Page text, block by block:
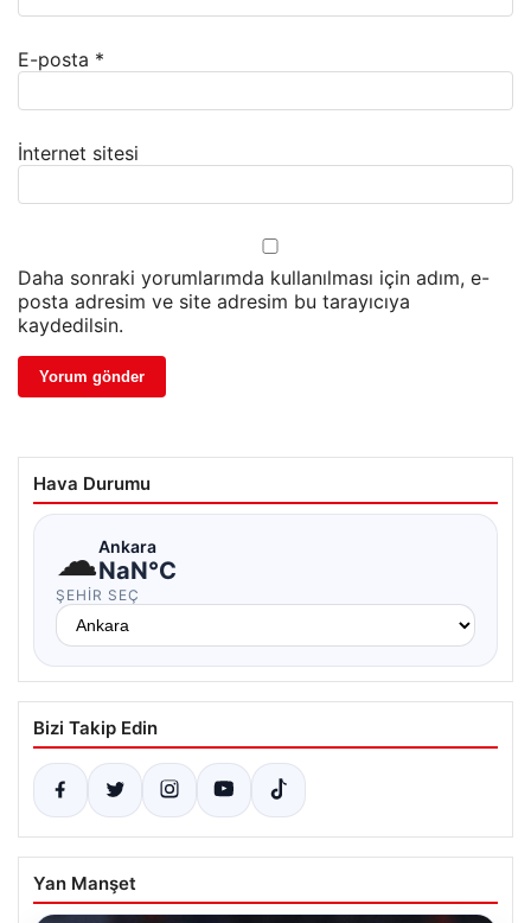
E-posta *
İnternet sitesi
Daha sonraki yorumlarımda kullanılması için adım, e-
posta adresim ve site adresim bu tarayıcıya
kaydedilsin.
Hava Durumu
☁Ankara
NaN°C
ŞEHIR SEÇ
Bizi Takip Edin
Yan Manşet